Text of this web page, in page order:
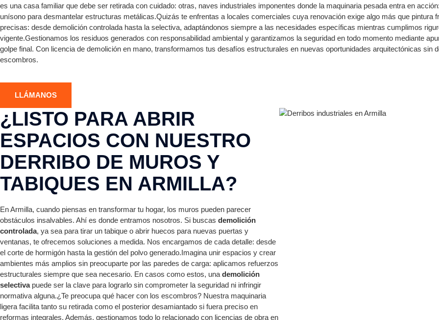
es una casa familiar que debe ser retirada con cuidado: otras, naves industriales imponentes donde la maquinaria pesada entra en
unísono para desmantelar estructuras metálicas.Quizás te enfrentas a locales comerciales cuya renovación exige algo más que pintura
precisas: desde demolición controlada hasta la selectiva, adaptándonos siempre a las necesidades específicas mientras cumplimos
vigente.Gestionamos los residuos generados con responsabilidad ambiental y garantizamos la seguridad en todo momento mediante
golpe final. Con licencia de demolición en mano, transformamos tus desafíos estructurales en nuevas oportunidades arquitectónicas sin
escombros.
LLÁMANOS
¿LISTO PARA ABRIR
ESPACIOS CON NUESTRO
DERRIBO DE MUROS Y
TABIQUES EN ARMILLA?
En Armilla, cuando piensas en transformar tu hogar, los muros pueden parecer
obstáculos insalvables. Ahí es donde entramos nosotros. Si buscas demolición
controlada, ya sea para tirar un tabique o abrir huecos para nuevas puertas y
ventanas, te ofrecemos soluciones a medida. Nos encargamos de cada detalle: desde
el corte de hormigón hasta la gestión del polvo generado.Imagina unir espacios y crear
ambientes más amplios sin preocuparte por las paredes de carga: aplicamos refuerzos
estructurales siempre que sea necesario. En casos como estos, una demolición
selectivapuede ser la clave para lograrlo sin comprometer la seguridad ni infringir
normativa alguna.¿Te preocupa qué hacer con los escombros? Nuestra maquinaria
ligera facilita tanto su retirada como el posterior desamiantado si fuera preciso en
reformas integrales. Además, gestionamos todo lo relacionado con licencias de obra en